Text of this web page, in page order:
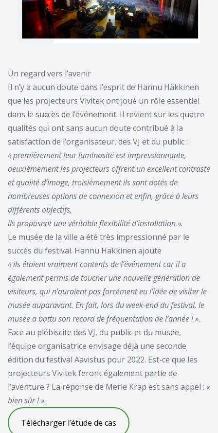
Un regard vers l’avenir
Il n’y a aucun doute dans l’esprit de Hannu Häkkinen
que les projecteurs Vivitek ont joué un rôle essentiel
dans le succès de l’événement. Il revient sur les quatre
qualités qui ont sans aucun doute contribué à la
satisfaction de l’organisateur, des VJ et du public :
« premièrement leur luminosité est impressionnante,
deuxièmement les projecteurs offrent un excellent contraste
et qualité d’image, troisièmement ils sont dotés de
nombreuses options de connexion et enfin, grâce à leurs
différents objectifs,
ils proposent une véritable flexibilité d’installation ».
Le musée de la ville a été très impressionné par le
succès du festival. Hannu Häkkinen ajoute
« ils étaient vraiment contents de l’événement car il a
également permis de toucher une nouvelle génération de
visiteurs, qui n’auraient pas forcément eu l’idée de visiter le
musée auparavant. En fait, lors du week-end du festival, le
musée a battu son record de fréquentation de l’année ! ».
Face au plébiscite des VJ, du public et du musée,
l’équipe organisatrice envisage déjà une seconde
édition du festival Aavistus pour 2022. Est-ce que les
projecteurs Vivitek feront également partie de
l’aventure ? La réponse de Merle Krap est sans appel : «
bien sûr ! ».
Télécharger l’étude de cas